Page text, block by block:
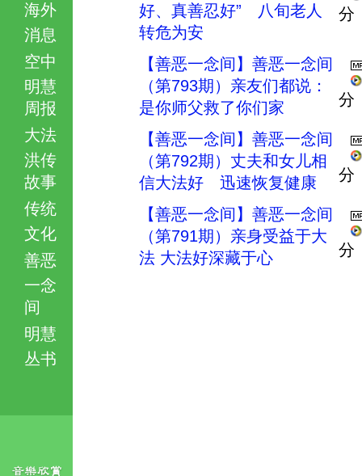
海外
消息
空中
明慧
周报
大法
洪传
故事
传统
文化
善恶
一念
间
明慧
丛书
好、真善忍好” 八旬老人
转危为安
分
【善恶一念间】善恶一念间
（第793期）亲友们都说：
是你师父救了你们家
分
【善恶一念间】善恶一念间
（第792期）丈夫和女儿相
信大法好 迅速恢复健康
分
【善恶一念间】善恶一念间
（第791期）亲身受益于大
法 大法好深藏于心
分